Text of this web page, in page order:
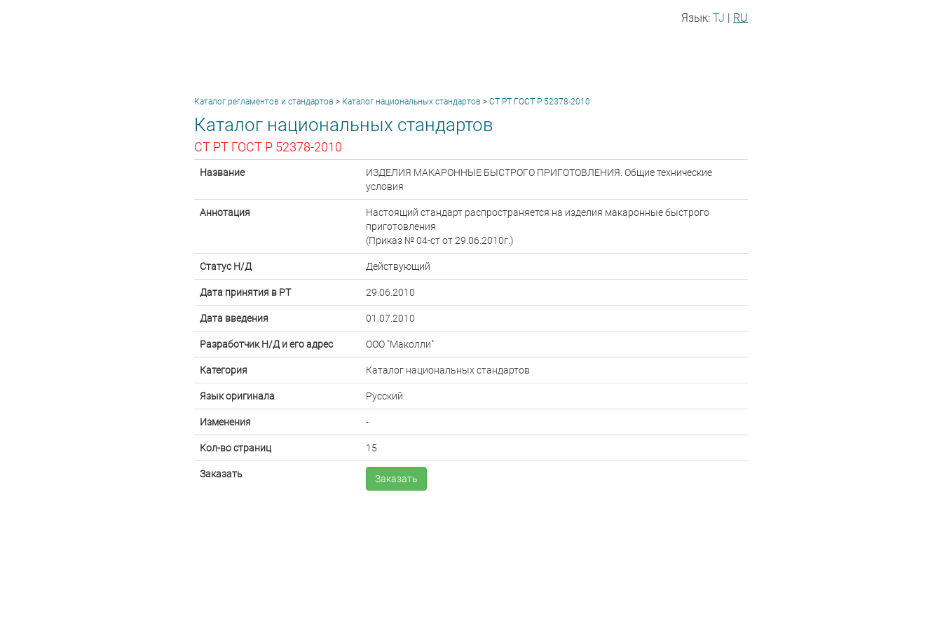
Язык: TJ | RU
Каталог регламентов и стандартов > Каталог национальных стандартов > СТ РТ ГОСТ Р 52378-2010
Каталог национальных стандартов
СТ РТ ГОСТ Р 52378-2010
Название
ИЗДЕЛИЯ МАКАРОННЫЕ БЫСТРОГО ПРИГОТОВЛЕНИЯ. Общие технические
условия
Аннотация
Настоящий стандарт распространяется на изделия макаронные быстрого
приготовления
(Приказ № 04-ст от 29.06.2010г.)
Статус Н/Д Действующий
Дата принятия в РТ 29.06.2010
Дата введения 01.07.2010
Разработчик Н/Д и его адрес ООО "Маколли"
Категория Каталог национальных стандартов
Язык оригинала Русский
Изменения -
Кол-во страниц 15
Заказать Заказать